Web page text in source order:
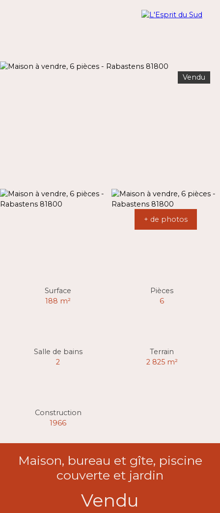
Vendu
+ de photos
Surface
188 m²
Pièces
6
Salle de bains
2
Terrain
2 825 m²
Construction
1966
Maison, bureau et gîte, piscine
couverte et jardin
Vendu